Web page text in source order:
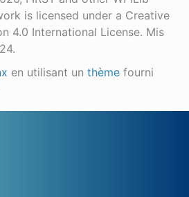
is licensed under a Creative
4.0 International License. Mis
en utilisant un thèmefourni